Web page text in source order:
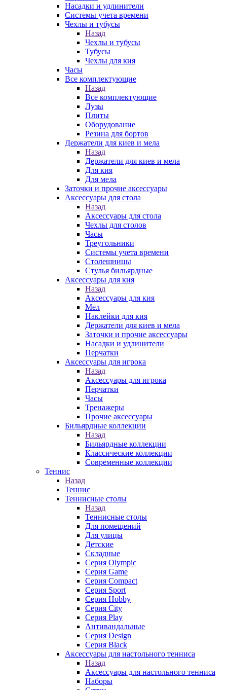
Насадки и удлинители
Системы учета времени
Чехлы и тубусы
Назад
Чехлы и тубусы
Тубусы
Чехлы для кия
Часы
Все комплектующие
Назад
Все комплектующие
Лузы
Плиты
Оборудование
Резина для бортов
Держатели для киев и мела
Назад
Держатели для киев и мела
Для кия
Для мела
Заточки и прочие аксессуары
Аксессуары для стола
Назад
Аксессуары для стола
Чехлы для столов
Часы
Треугольники
Системы учета времени
Столешницы
Стулья бильярдные
Аксессуары для кия
Назад
Аксессуары для кия
Мел
Наклейки для кия
Держатели для киев и мела
Заточки и прочие аксессуары
Насадки и удлинители
Перчатки
Аксессуары для игрока
Назад
Аксессуары для игрока
Перчатки
Часы
Тренажеры
Прочие аксессуары
Бильярдные коллекции
Назад
Бильярдные коллекции
Классические коллекции
Современные коллекции
Теннис
Назад
Теннис
Теннисные столы
Назад
Теннисные столы
Для помещений
Для улицы
Детские
Складные
Серия Olympic
Серия Game
Серия Compact
Серия Sport
Серия Hobby
Серия City
Серия Play
Антивандальные
Серия Design
Серия Black
Аксессуары для настольного тенниса
Назад
Аксессуары для настольного тенниса
Наборы